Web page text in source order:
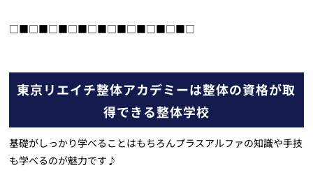
□■□■□■□■□■□■□■□■□■□
東京リエイチ整体アカデミーは整体の資格が取
得できる整体学校
基礎がしっかり学べることはもちろんプラスアルファの知識や手技
も学べるのが魅力です♪